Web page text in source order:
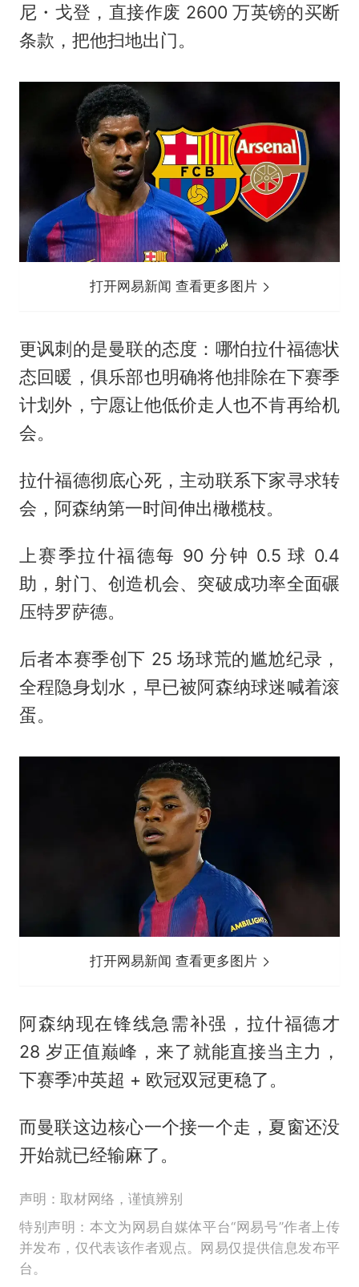
尼・戈登，直接作废 2600 万英镑的买断
条款，把他扫地出门。
打开网易新闻 查看更多图片
更讽刺的是曼联的态度：哪怕拉什福德状
态回暖，俱乐部也明确将他排除在下赛季
计划外，宁愿让他低价走人也不肯再给机
会。
拉什福德彻底心死，主动联系下家寻求转
会，阿森纳第一时间伸出橄榄枝。
上赛季拉什福德每 90 分钟 0.5 球 0.4
助，射门、创造机会、突破成功率全面碾
压特罗萨德。
后者本赛季创下 25 场球荒的尴尬纪录，
全程隐身划水，早已被阿森纳球迷喊着滚
蛋。
打开网易新闻 查看更多图片
阿森纳现在锋线急需补强，拉什福德才
28 岁正值巅峰，来了就能直接当主力，
下赛季冲英超 + 欧冠双冠更稳了。
而曼联这边核心一个接一个走，夏窗还没
开始就已经输麻了。
声明：取材网络，谨慎辨别
特别声明：本文为网易自媒体平台“网易号”作者上传
并发布，仅代表该作者观点。网易仅提供信息发布平
台。